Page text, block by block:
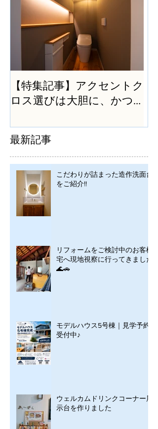
【特集記事】アクセントク
ロス選びは大胆に、かつ
最新記事
こだわりが詰まった造作洗面台
をご紹介!!
リフォームをご検討中のお客様
宅へ現地視察に行ってきました
🌊🚗
モデルハウス5号棟｜見学予約
受付中♪
ウェルカムドリンクコーナー展
示台を作りました